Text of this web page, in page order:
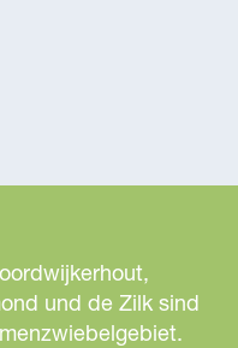
und de Zilk sind